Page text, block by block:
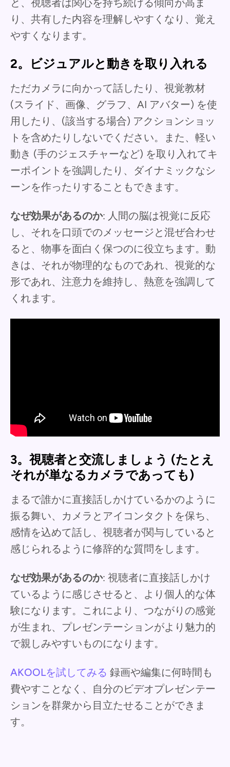
と、視聴者は関心を持ち続ける傾向が高ま
り、共有した内容を理解しやすくなり、覚え
やすくなります。
2。ビジュアルと動きを取り入れる
ただカメラに向かって話したり、視覚教材
(スライド、画像、グラフ、AI アバター) を使
用したり、(該当する場合) アクションショッ
トを含めたりしないでください。また、軽い
動き (手のジェスチャーなど) を取り入れてキ
ーポイントを強調したり、ダイナミックなシ
ーンを作ったりすることもできます。
なぜ効果があるのか: 人間の脳は視覚に反応
し、それを口頭でのメッセージと混ぜ合わせ
ると、物事を面白く保つのに役立ちます。動
きは、それが物理的なものであれ、視覚的な
形であれ、注意力を維持し、熱意を強調して
くれます。
3。視聴者と交流しましょう (たとえ
それが単なるカメラであっても)
まるで誰かに直接話しかけているかのように
振る舞い、カメラとアイコンタクトを保ち、
感情を込めて話し、視聴者が関与していると
感じられるように修辞的な質問をします。
なぜ効果があるのか: 視聴者に直接話しかけ
ているように感じさせると、より個人的な体
験になります。これにより、つながりの感覚
が生まれ、プレゼンテーションがより魅力的
で親しみやすいものになります。
AKOOLを試してみる 録画や編集に何時間も
費やすことなく、自分のビデオプレゼンテー
ションを群衆から目立たせることができま
す。